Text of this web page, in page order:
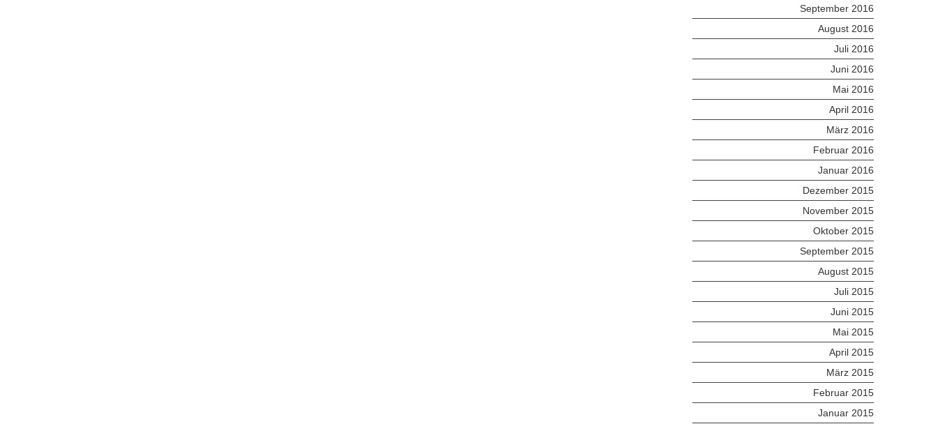
September 2016
August 2016
Juli 2016
Juni 2016
Mai 2016
April 2016
März 2016
Februar 2016
Januar 2016
Dezember 2015
November 2015
Oktober 2015
September 2015
August 2015
Juli 2015
Juni 2015
Mai 2015
April 2015
März 2015
Februar 2015
Januar 2015